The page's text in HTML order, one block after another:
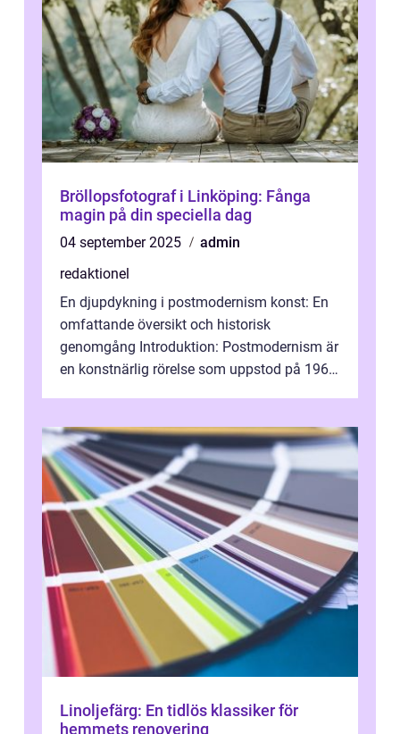
Bröllopsfotograf i Linköping: Fånga
magin på din speciella dag
04 september 2025
admin
redaktionel
En djupdykning i postmodernism konst: En
omfattande översikt och historisk
genomgång Introduktion: Postmodernism är
en konstnärlig rörelse som uppstod på 1960-
Linoljefärg: En tidlös klassiker för
hemmets renovering